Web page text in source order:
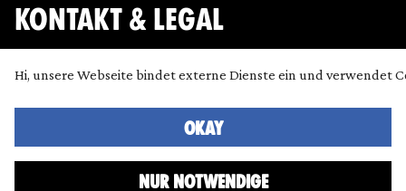
KONTAKT & LEGAL
Datenschutz
Presse
SimpleIcon ,Freepik,Bogdan Rosu
Hi, unsere Webseite bindet externe Dienste ein und verwendet
NUR NOTWENDIGE
OKAY